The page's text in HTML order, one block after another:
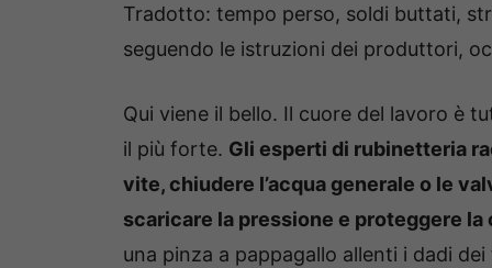
Tradotto: tempo perso, soldi buttati,
seguendo le istruzioni dei produttori,
Qui viene il bello. Il cuore del lavoro è
il più forte. Gli esperti di rubinetteria
vite, chiudere l’acqua generale o le
scaricare la pressione e proteggere la
una pinza a pappagallo allenti i dadi